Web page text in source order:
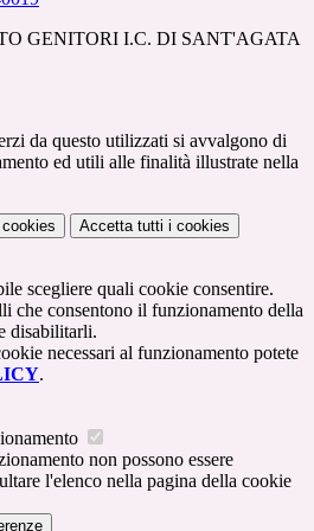
GENITORI I.C. DI SANT'AGATA
da questo utilizzati si avvalgono di
ed utili alle finalità illustrate nella
Accetta tutti i cookies
scegliere quali cookie consentire.
che consentono il funzionamento della
disabilitarli.
necessari al funzionamento potete
.
non possono essere
l'elenco nella pagina della cookie